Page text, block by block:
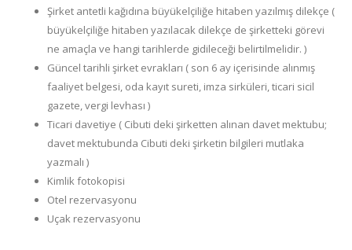
Şirket antetli kağıdına büyükelçiliğe hitaben yazılmış dilekçe (
büyükelçiliğe hitaben yazılacak dilekçe de şirketteki görevi
ne amaçla ve hangi tarihlerde gidileceği belirtilmelidir. )
Güncel tarihli şirket evrakları ( son 6 ay içerisinde alınmış
faaliyet belgesi, oda kayıt sureti, imza sirküleri, ticari sicil
gazete, vergi levhası )
Ticari davetiye ( Cibuti deki şirketten alınan davet mektubu;
davet mektubunda Cibuti deki şirketin bilgileri mutlaka
yazmalı )
Kimlik fotokopisi
Otel rezervasyonu
Uçak rezervasyonu